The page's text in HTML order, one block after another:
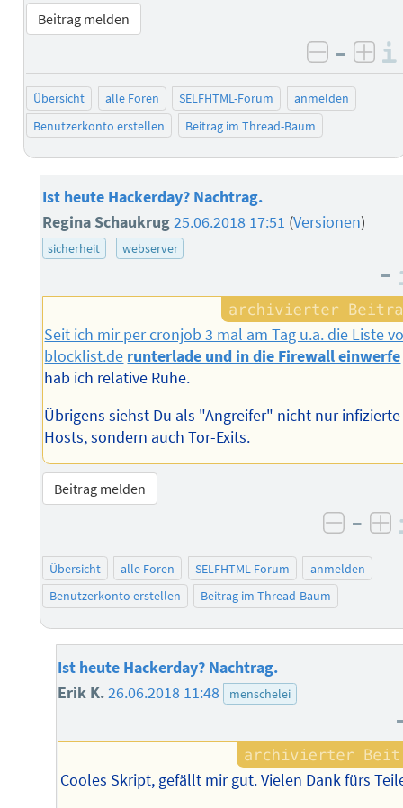
Beitrag melden
negativ
–
Übersicht alle Foren SELFHTML-Forum
anmelden
Benutzerkonto erstellen
Beitrag im Thread-Baum
Ist heute Hackerday? Nachtrag.
Regina Schaukrug25.06.2018 17:51 (Versionen)
sicherheit webserver
–
Seit ich mir per cronjob 3 mal am Tag u.a. die Liste
blocklist.de runterlade und in die Firewall einwerfe
hab ich relative Ruhe.
Übrigens siehst Du als "Angreifer" nicht nur infizierte
Hosts, sondern auch Tor-Exits.
Beitrag melden
–
Übersicht alle Foren SELFHTML-Forum
anmelden
Benutzerkonto erstellen
Beitrag im Thread-Baum
Ist heute Hackerday? Nachtrag.
Erik K.26.06.2018 11:48 menschelei
Cooles Skript, gefällt mir gut. Vielen Dank fürs